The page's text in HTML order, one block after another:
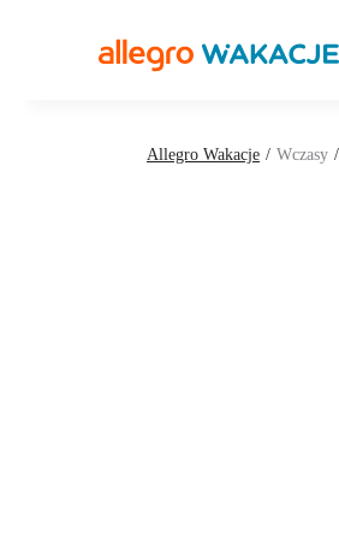
Allegro Wakacje Wczasy